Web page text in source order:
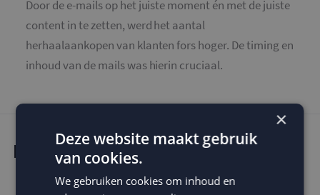
Door de e-mails op het juiste moment én met de juiste
content in te zetten, werd het aantal
herhaalaankopen van klanten fors hoger. De timing en
inhoud van de mails was hierin cruciaal.
Hoe ziet dat er dan uit?
×
Deze website maakt gebruik
van cookies.
We gebruiken cookies om inhoud en